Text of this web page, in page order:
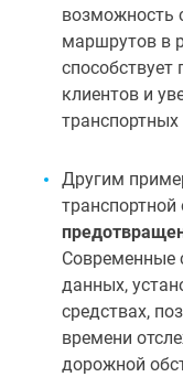
возможность
маршрутов в
клиентов и
Другим
Современные
данных,
средствах,
времени
дорожной